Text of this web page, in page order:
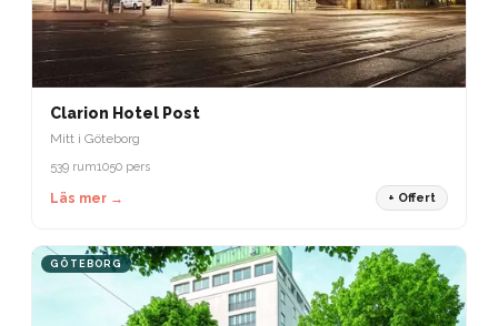
Clarion Hotel Post
Mitt i Göteborg
539 rum1050 pers
Läs mer → + Offert
GÖTEBORG